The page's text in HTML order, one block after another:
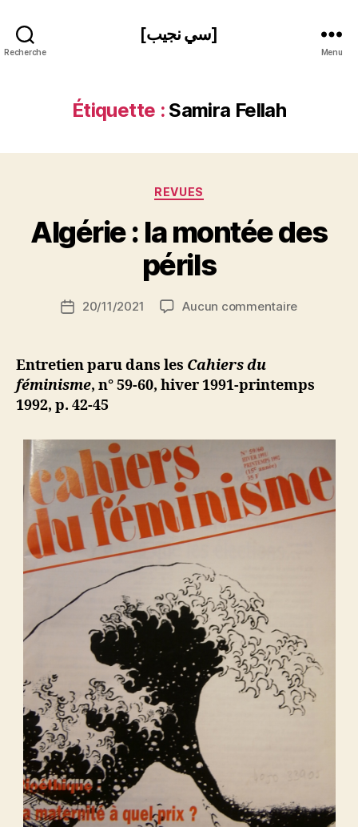
Recherche
[سي نجيب]
Menu
Étiquette : Samira Fellah
Catégories
REVUES
Algérie : la montée des
périls
de
a
S
N
ji
b
Date20/11/2021 Aucun commentairesur
des
Entretien paru dans les Cahiers du
féminisme, n° 59-60, hiver 1991-printemps
1992, p. 42-45